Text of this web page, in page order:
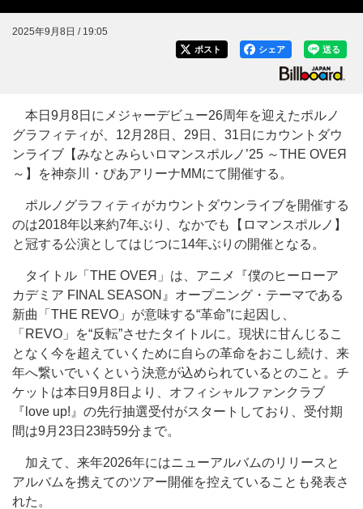
2025年9月8日 / 19:05
送る
シェア
ポスト
本日9月8日にメジャーデビュー26周年を迎えたポルノ
グラフィティが、12月28日、29日、31日にカウントダウ
ンライブ【みなとみらいロマンスポルノ’25 ～THE OVEЯ
～】を神奈川・ぴあアリーナMMにて開催する。
ポルノグラフィティがカウントダウンライブを開催する
のは2018年以来約7年ぶり、なかでも【ロマンスポルノ】
と冠する公演としてはじつに14年ぶりの開催となる。
タイトル「THE OVEЯ」は、アニメ『僕のヒーローア
カデミア FINAL SEASON』オープニング・テーマである
新曲「THE REVO」が意味する“革命”に起因し、
「REVO」を“反転”させたタイトルに。現状に甘んじるこ
となく今を超えていくために自らの革命をおこし続け、来
年へ繋いでいくという決意が込められているとのこと。チ
ケットは本日9月8日より、オフィシャルファンクラブ
『love up!』の先行抽選受付がスタートしており、受付期
間は9月23日23時59分まで。
加えて、来年2026年にはニューアルバムのリリースと
アルバムを携えてのツアー開催を控えていることも発表さ
れた。